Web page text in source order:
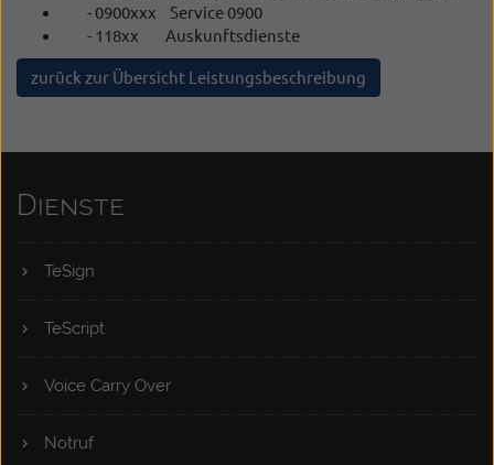
- 0900xxx Service 0900
- 118xx Auskunftsdienste
zurück zur Übersicht Leistungsbeschreibung
Dienste
TeSign
TeScript
Voice Carry Over
Notruf